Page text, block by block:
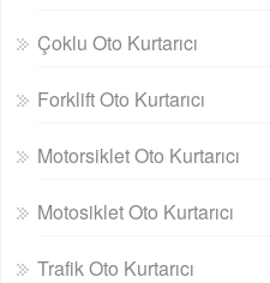
Çoklu Oto Kurtarıcı
Forklift Oto Kurtarıcı
Motorsiklet Oto Kurtarıcı
Motosiklet Oto Kurtarıcı
Trafik Oto Kurtarıcı